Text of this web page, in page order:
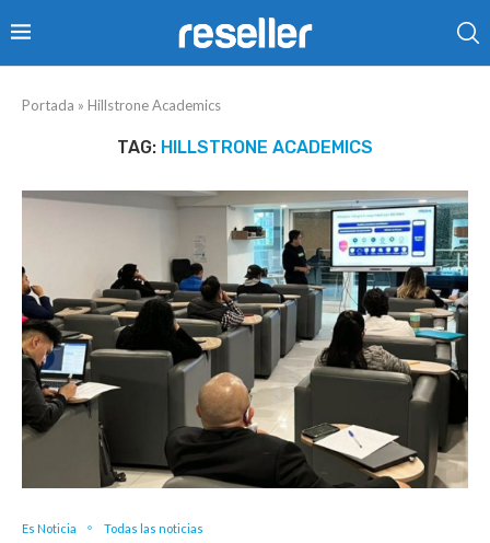
Portada » Hillstrone Academics
TAG: HILLSTRONE ACADEMICS
Es Noticia Todas las noticias